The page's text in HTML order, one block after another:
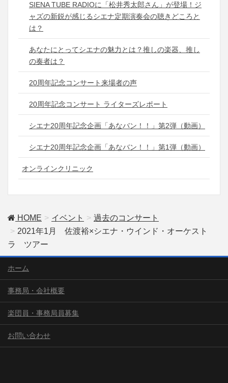
SIENA TUBE RADIOに「松井秀太郎さん」が登場！ジ
ャズの新鋭が感じるシエナ定期演奏会の聴きどころと
は？
あなたにとってシエナの魅力とは？推しの楽器、推し
の奏者は？
20周年記念コンサート来場者の声
20周年記念コンサート ライターズレポート
シエナ20周年記念企画「あなバン！！」第2弾（動画）
シエナ20周年記念企画「あなバン！！」第1弾（動画）
オンラインクリニック
HOME イベント
過去のコンサート
2021年1月 佐渡裕×シエナ・ウインド・オーケスト
ラ ツアー
ホーム
事務局・会社概要
楽団員・事務局員募集
お問い合わせ